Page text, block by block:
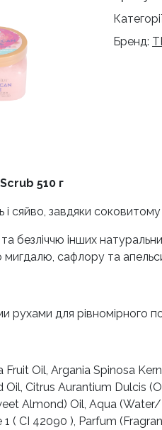
Sugar
Бренд:
510 г
і сяйво, завдяки
інших
сафлору та
рухами для рівномірного
Oil, Argania Spinosa
Citrus Aurantium Dulcis
Almond) Oil, Aqua
( CI 42090 ), Parfum